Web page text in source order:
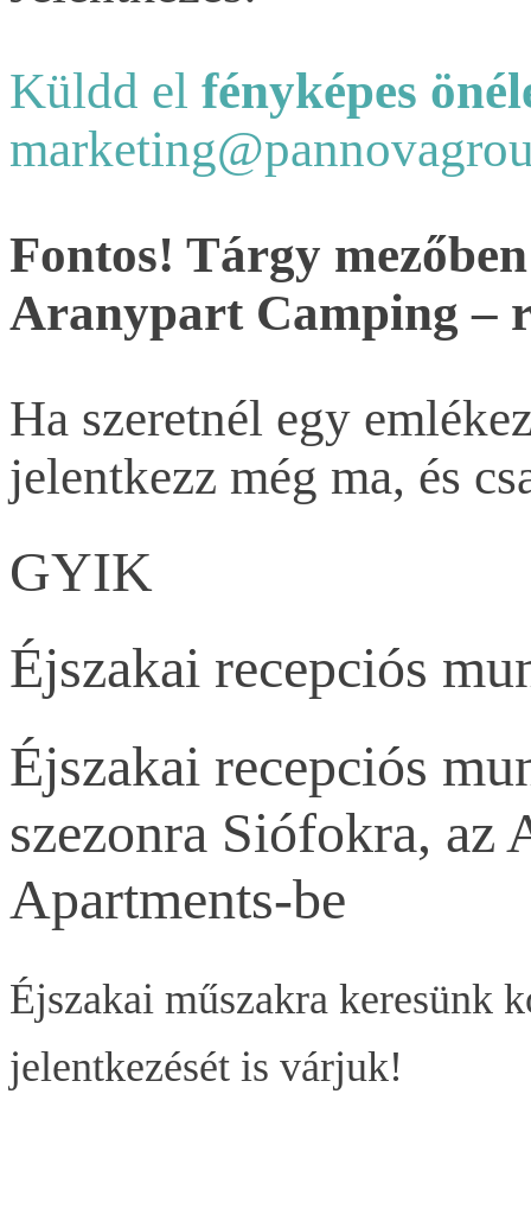
Küldd el fényképes
Fontos! Tárgy
Aranypart Camping –
Ha szeretnél egy
jelentkezz még ma, és
GYIK
Éjszakai recepciós
Éjszakai recepciós
szezonra Siófokra,
Apartments-be
Éjszakai műszakra keresünk
jelentkezését is várjuk!